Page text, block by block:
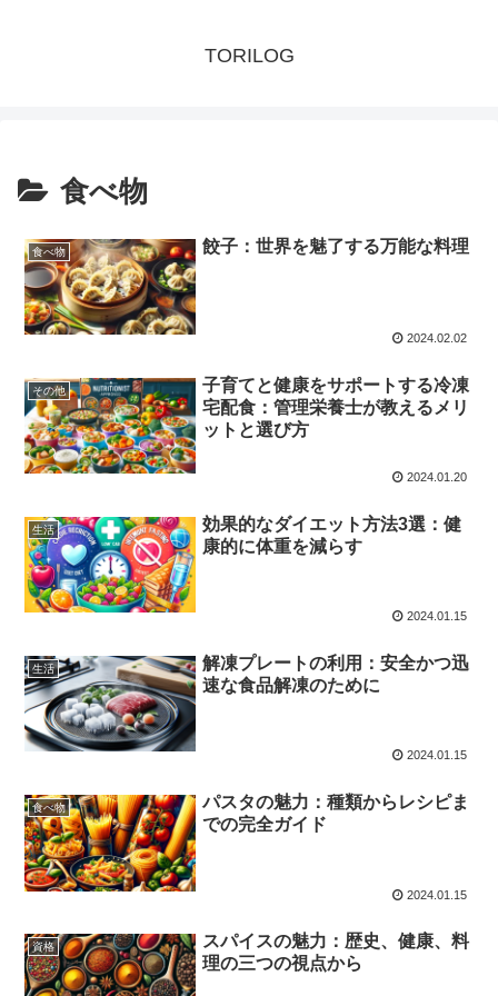
TORILOG
食べ物
食べ物 餃子：世界を魅了する万能な料理
2024.02.02
その他
子育てと健康をサポートする冷凍
宅配食：管理栄養士が教えるメリ
ットと選び方
2024.01.20
生活
効果的なダイエット方法3選：健
康的に体重を減らす
2024.01.15
生活
解凍プレートの利用：安全かつ迅
速な食品解凍のために
2024.01.15
食べ物
パスタの魅力：種類からレシピま
での完全ガイド
2024.01.15
資格
スパイスの魅力：歴史、健康、料
理の三つの視点から